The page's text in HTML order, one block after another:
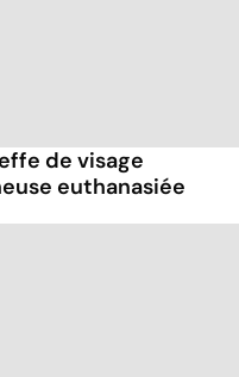
de visage
euthanasiée